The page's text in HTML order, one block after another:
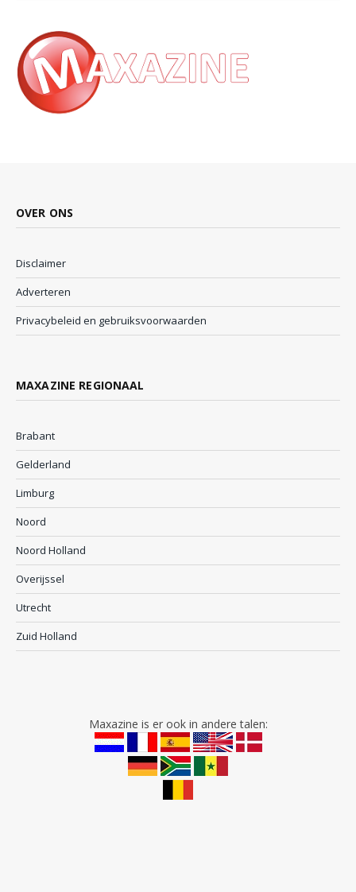
OVER ONS
Disclaimer
Adverteren
Privacybeleid en gebruiksvoorwaarden
MAXAZINE REGIONAAL
Brabant
Gelderland
Limburg
Noord
Noord Holland
Overijssel
Utrecht
Zuid Holland
Maxazine is er ook in andere talen: